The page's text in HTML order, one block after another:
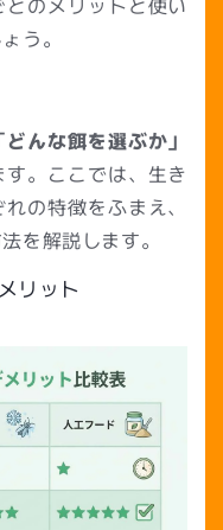
う。
どんな餌を選ぶか」
。ここでは、生き
の特徴をふまえ、
を解説します。
リット